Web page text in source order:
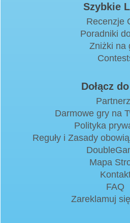
Szybkie
Recenzje
Poradniki
Zniżki na
Dołącz
Darmowe gry na
Polityka
Reguły i Zasady
Mapa
FAQ
Zareklamuj